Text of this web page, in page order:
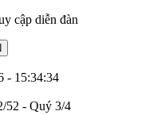
cập diễn đàn
- 15:34:34
52 - Quý 3/4